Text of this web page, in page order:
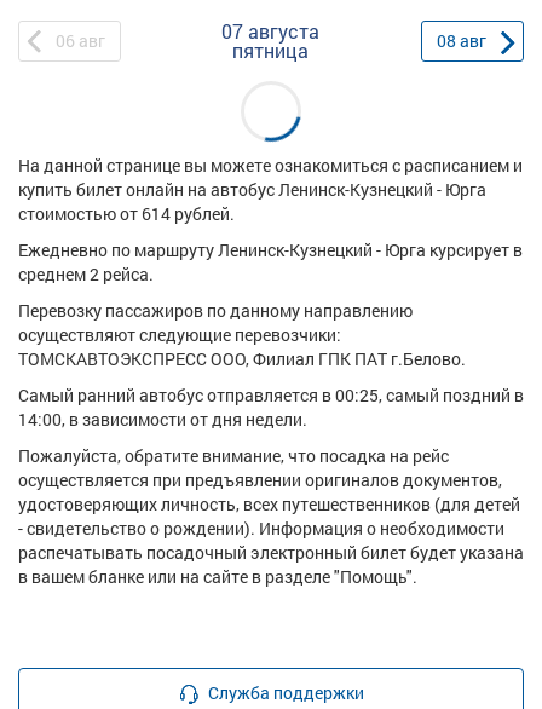
06 авг 07 августа
пятница 08 авг
На данной странице вы можете ознакомиться с расписанием и
купить билет онлайн на автобус Ленинск-Кузнецкий - Юрга
стоимостью от 614 рублей.
Ежедневно по маршруту Ленинск-Кузнецкий - Юрга курсирует в
среднем 2 рейса.
Перевозку пассажиров по данному направлению
осуществляют следующие перевозчики:
ТОМСКАВТОЭКСПРЕСС ООО, Филиал ГПК ПАТ г.Белово.
Самый ранний автобус отправляется в 00:25, самый поздний в
14:00, в зависимости от дня недели.
Пожалуйста, обратите внимание, что посадка на рейс
осуществляется при предъявлении оригиналов документов,
удостоверяющих личность, всех путешественников (для детей
- свидетельство о рождении). Информация о необходимости
распечатывать посадочный электронный билет будет указана
в вашем бланке или на сайте в разделе "Помощь".
Служба поддержки